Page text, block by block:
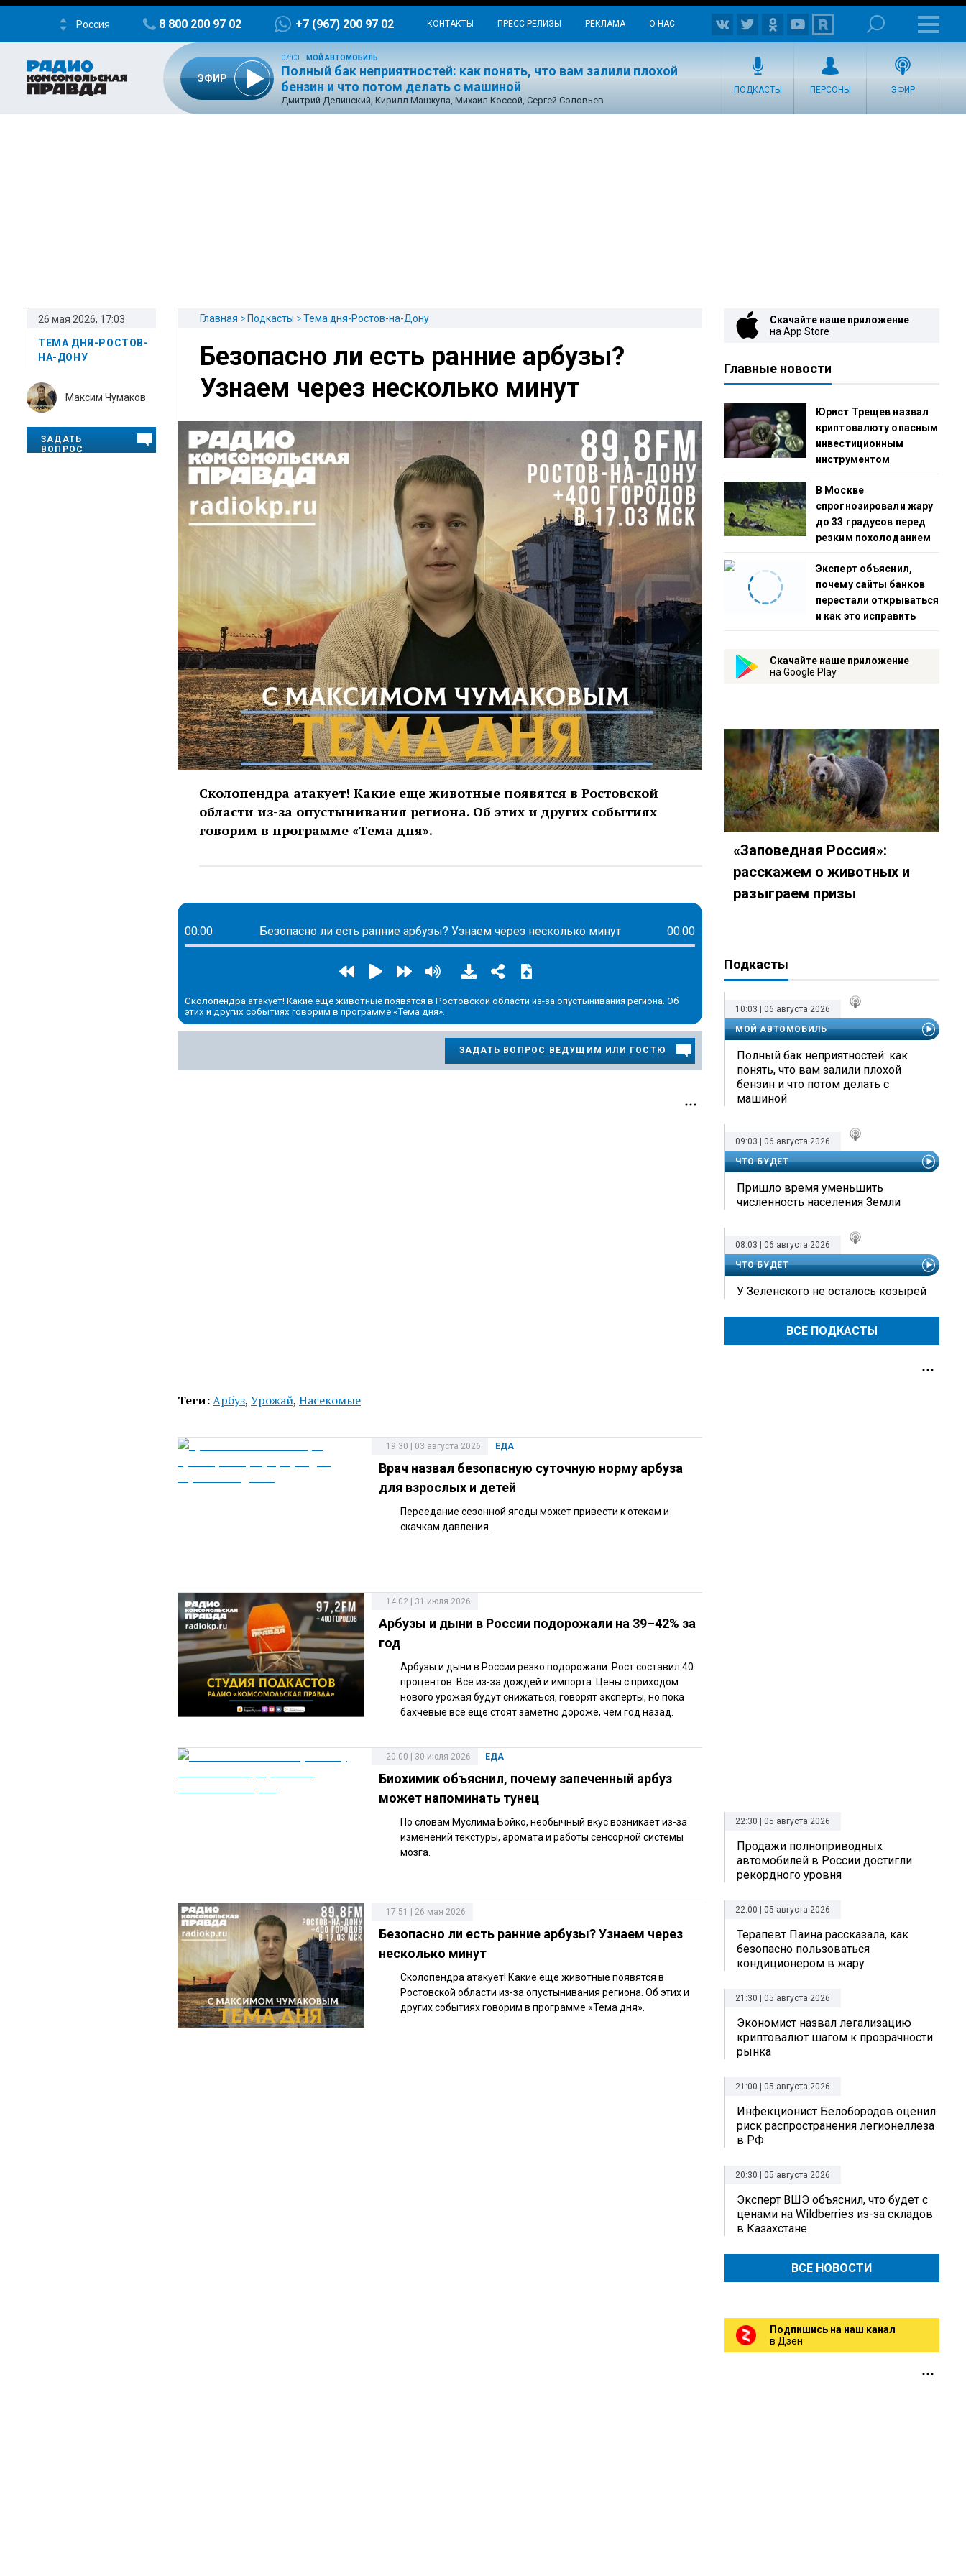
Россия 8 800 200 97 02 +7 (967) 200 97 02 КОНТАКТЫ ПРЕСС-РЕЛИЗЫ РЕКЛАМА О НАС
ЭФИР
07:03 МОЙ АВТОМОБИЛЬ
Полный бак неприятностей: как понять, что вам залили плохой
бензин и что потом делать с машиной
Дмитрий Делинский, Кирилл Манжула, Михаил Коссой, Сергей Соловьев
ПОДКАСТЫ ПЕРСОНЫ ЭФИР
Главная Подкасты Тема дня-Ростов-на-Дону
Безопасно ли есть ранние арбузы?
Узнаем через несколько минут
Сколопендра атакует! Какие еще животные появятся в Ростовской
области из-за опустынивания региона. Об этих и других событиях
говорим в программе «Тема дня».
00:00 Безопасно ли есть ранние арбузы? Узнаем через несколько минут 00:00
Сколопендра атакует! Какие еще животные появятся в Ростовской области из-за опустынивания региона. Об
этих и других событиях говорим в программе «Тема дня».
ЗАДАТЬ ВОПРОС ВЕДУЩИМ ИЛИ ГОСТЮ
26 мая 2026, 17:03
ТЕМА ДНЯ-РОСТОВ-
НА-ДОНУ
Максим Чумаков
ЗАДАТЬ
ВОПРОС
Теги:Арбуз, Урожай, Насекомые
ЕДА
19:30 | 03 августа 2026
Врач назвал безопасную суточную норму арбуза
для взрослых и детей
Переедание сезонной ягоды может привести к отекам и
скачкам давления.
14:02 | 31 июля 2026
Арбузы и дыни в России подорожали на 39–42% за
год
Арбузы и дыни в России резко подорожали. Рост составил 40
процентов. Всё из-за дождей и импорта. Цены с приходом
нового урожая будут снижаться, говорят эксперты, но пока
бахчевые всё ещё стоят заметно дороже, чем год назад.
ЕДА
20:00 | 30 июля 2026
Биохимик объяснил, почему запеченный арбуз
может напоминать тунец
По словам Муслима Бойко, необычный вкус возникает из-за
изменений текстуры, аромата и работы сенсорной системы
мозга.
17:51 | 26 мая 2026
Безопасно ли есть ранние арбузы? Узнаем через
несколько минут
Сколопендра атакует! Какие еще животные появятся в
Ростовской области из-за опустынивания региона. Об этих и
других событиях говорим в программе «Тема дня».
Скачайте наше приложение
на App Store
Главные новости
Юрист Трещев назвал
криптовалюту опасным
инвестиционным
инструментом
В Москве
спрогнозировали жару
до 33 градусов перед
резким похолоданием
Эксперт объяснил,
почему сайты банков
перестали открываться
и как это исправить
Скачайте наше приложение
на Google Play
«Заповедная Россия»:
расскажем о животных и
разыграем призы
Подкасты
10:03 | 06 августа 2026
МОЙ АВТОМОБИЛЬ
Полный бак неприятностей: как
понять, что вам залили плохой
бензин и что потом делать с
машиной
09:03 | 06 августа 2026
ЧТО БУДЕТ
Пришло время уменьшить
численность населения Земли
08:03 | 06 августа 2026
ЧТО БУДЕТ
У Зеленского не осталось козырей
ВСЕ ПОДКАСТЫ
22:30 | 05 августа 2026
Продажи полноприводных
автомобилей в России достигли
рекордного уровня
22:00 | 05 августа 2026
Терапевт Паина рассказала, как
безопасно пользоваться
кондиционером в жару
21:30 | 05 августа 2026
Экономист назвал легализацию
криптовалют шагом к прозрачности
рынка
21:00 | 05 августа 2026
Инфекционист Белобородов оценил
риск распространения легионеллеза
в РФ
20:30 | 05 августа 2026
Эксперт ВШЭ объяснил, что будет с
ценами на Wildberries из-за складов
в Казахстане
ВСЕ НОВОСТИ
Подпишись на наш канал
в Дзен